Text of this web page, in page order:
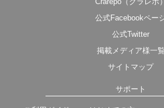
公式Facebookペー
公式Twitter
掲載メディア様一覧
サイトマップ
サポート